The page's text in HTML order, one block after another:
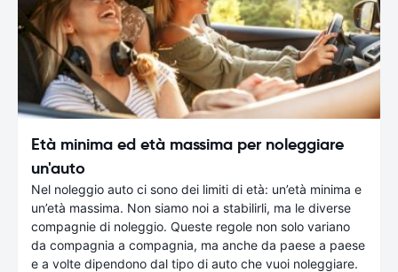
Età minima ed età massima per noleggiare
un'auto
Nel noleggio auto ci sono dei limiti di età: un’età minima e
un’età massima. Non siamo noi a stabilirli, ma le diverse
compagnie di noleggio. Queste regole non solo variano
da compagnia a compagnia, ma anche da paese a paese
e a volte dipendono dal tipo di auto che vuoi noleggiare.